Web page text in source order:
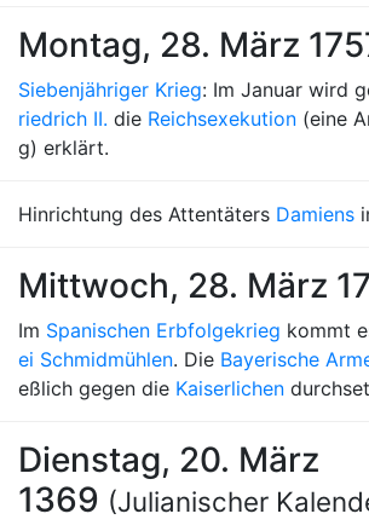
Montag, 28. März
Siebenjähriger Krieg: Im Januar wird
riedrich II. die Reichsexekution (eine
g) erklärt.
Hinrichtung des Attentäters Damiens
Mittwoch, 28. März
Im Spanischen Erbfolgekrieg kommt
ei Schmidmühlen. Die Bayerische
eßlich gegen die Kaiserlichen
Dienstag, 20. März
1369 (Julianischer